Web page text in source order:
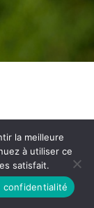
la meilleure
à utiliser ce
satisfait.
confidentialité